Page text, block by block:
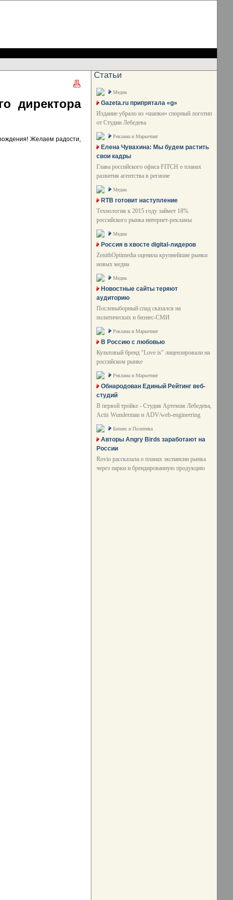
директора
Желаем радости,
Статьи
Медиа
Gazeta.ru припрятала «g»
Издание убрало из «шапки» спорный логотип
от Студии Лебедева
Реклама и Маркетинг
Елена Чувахина: Мы будем растить
свои кадры
Глава российского офиса FITCH о планах
развития агентства в регионе
Медиа
RTB готовит наступление
Технология к 2015 году займет 18%
российского рынка интернет-рекламы
Медиа
Россия в хвосте digital-лидеров
ZenithOptimedia оценила крупнейшие рынки
новых медиа
Медиа
Новостные сайты теряют
аудиторию
Послевыборный спад сказался на
политических и бизнес-СМИ
Реклама и Маркетинг
В Россию с любовью
Культовый бренд "Love is" лицензировали на
российском рынке
Реклама и Маркетинг
Обнародован Единый Рейтинг веб-
студий
В первой тройке - Студия Артемия Лебедева,
Actis Wunderman и ADV/web-engineering
Бизнес и Политика
Авторы Angry Birds заработают на
России
Rovio рассказала о планах экспансии рынка
через парки и брендированную продукцию